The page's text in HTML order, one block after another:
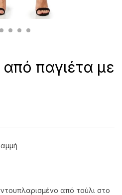
παγιέτα με
από τούλι στο